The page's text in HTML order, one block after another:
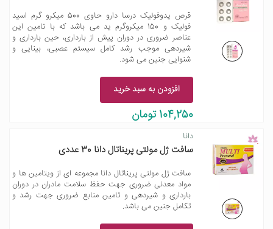
قرص یدوفولیک درسا دارو حاوی 500 میکرو گرم اسید
فولیک و 150 میکروگرم ید می باشد که با تامین این
عناصر ضروری در دوران پیش از بارداری، حین بارداری و
شیردهی موجب رشد کامل سیستم عصبی، بینایی و
شنوایی جنین می شود.
افزودن به سبد خرید
104,250 تومان
دانا
سافت ژل مولتی پریناتال دانا 30 عددی
سافت ژل مولتی پریناتال دانا مجموعه ای از ویتامین ها و
مواد معدنی ضروری جهت حفظ سلامت مادران در دوران
بارداری و شیردهی و تامین منابع ضروری جهت رشد و
تکامل جنین می باشد.